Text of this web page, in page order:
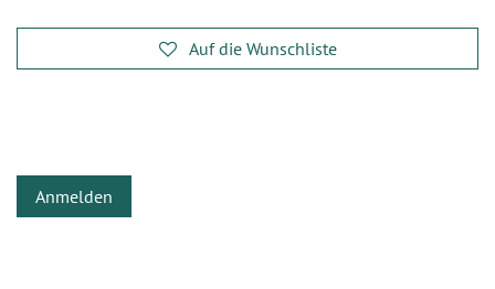
Auf die Wunschliste
Anmelden